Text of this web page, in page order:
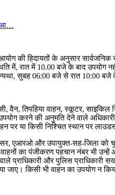
की हिदायतों के अनुसार
में, रात में 10.00 बजे के बाद उपयोग
सुबह 06:00 बजे से रात 10:00 बजे के
वैन, तिपहिया वाहन, स्कूटर,
करने की अनुमति देने वाले
पर या किसी निश्चित स्थान पर
एआरओ और उपायुक्त-सह-जिला को
का पंजीकरण पहचान नंबर भी
प्राधिकारी और पुलिस प्राधिकारी
जाए। किसी भी वाहन का उपयोग